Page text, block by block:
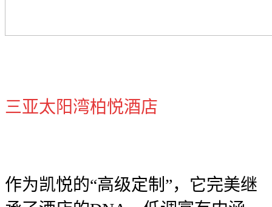
三亚太阳湾柏悦酒店
作为凯悦的“高级定制”，它完美继